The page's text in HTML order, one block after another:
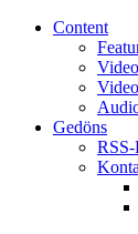
Content
Gedöns
RSS-